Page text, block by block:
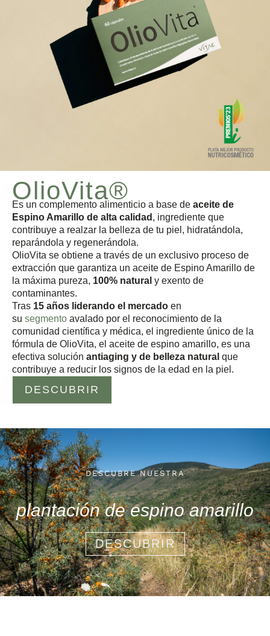
OlioVita®
Es un complemento alimenticio a base de aceite de
Espino Amarillo de alta calidad , ingrediente que
contribuye a realzar la belleza de tu piel, hidratándola,
reparándola y regenerándola.
OlioVita se obtiene a través de un exclusivo proceso de
extracción que garantiza un aceite de Espino Amarillo de
la máxima pureza, 100% natural y exento de
contaminantes.
Tras 15 años liderando el mercado en
su segmento avalado por el reconocimiento de la
comunidad científica y médica, el ingrediente único de la
fórmula de OlioVita, el aceite de espino amarillo, es una
efectiva solución antiaging y de belleza natural que
contribuye a reducir los signos de la edad en la piel.
DESCUBRIR
DESCUBRE NUESTRA
plantación de espino amarillo
DESCUBRIR